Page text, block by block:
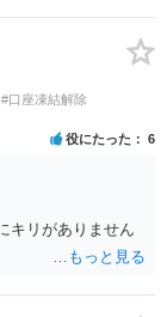
分割協議書への署
がら，「ＡＢＣ間
のまま，ＡとＢが
協議を進める必
Ｃ間の遺産分割協
難だと思います。
ばならないかもし
#口座凍結解除
役にたった 6
キリがありません